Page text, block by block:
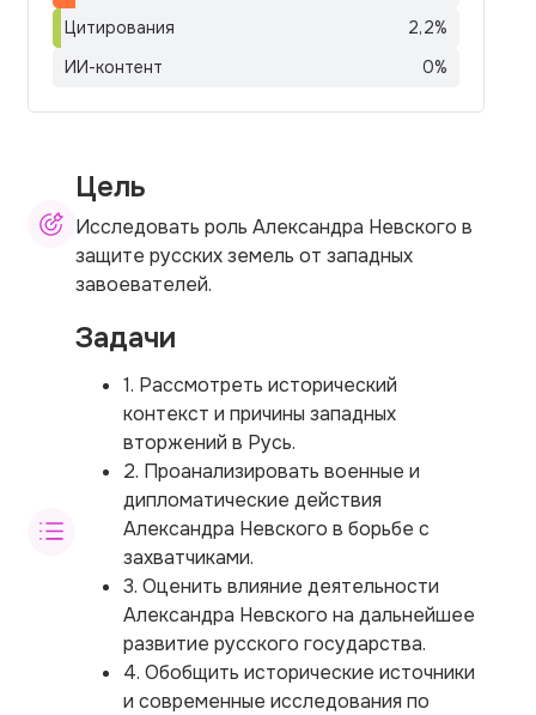
Цитирования
2,2%
ИИ-контент
0%
Цель
Исследовать роль Александра Невского в
защите русских земель от западных
завоевателей.
Задачи
1. Рассмотреть исторический
контекст и причины западных
вторжений в Русь.
2. Проанализировать военные и
дипломатические действия
Александра Невского в борьбе с
захватчиками.
3. Оценить влияние деятельности
Александра Невского на дальнейшее
развитие русского государства.
4. Обобщить исторические источники
и современные исследования по